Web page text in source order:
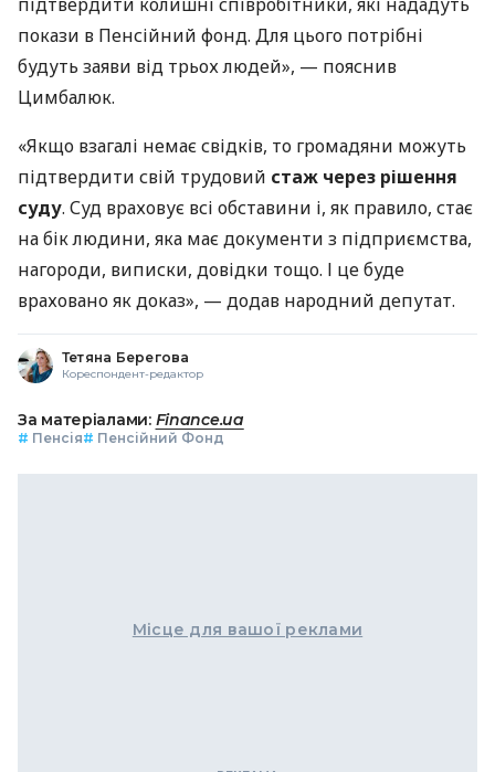
покази в Пенсійний фонд. Для цього потрібні
будуть заяви від трьох людей», — пояснив
Цимбалюк.
«Якщо взагалі немає свідків, то громадяни можуть
підтвердити свій трудовий стаж через рішення
суду. Суд враховує всі обставини і, як правило, стає
на бік людини, яка має документи з підприємства,
нагороди, виписки, довідки тощо. І це буде
враховано як доказ», — додав народний депутат.
Тетяна Берегова
Кореспондент-редактор
За матеріалами: Finance.ua
# Пенсія# Пенсійний Фонд
Місце для вашої реклами